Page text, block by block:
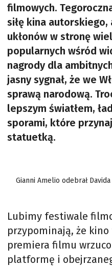
filmowych.
siłę kina autorskiego,
ukłonów w stronę
popularnych wśród
nagrody dla
jasny sygnał, że we
sprawą narodową.
lepszym światłem,
sporami, które
statuetką.
Gianni Amelio odebrał
Lubimy festiwale
przypominają, że
premiera filmu
platformę i